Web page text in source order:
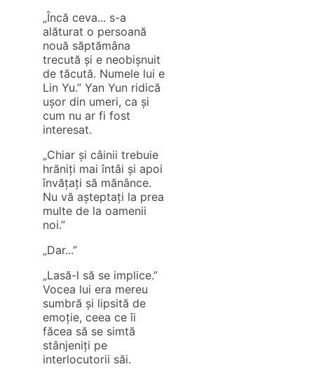
„Încă ceva... s-a
alăturat o persoană
nouă săptămâna
trecută și e neobișnuit
de tăcută. Numele lui e
Lin Yu.” Yan Yun ridică
ușor din umeri, ca și
cum nu ar fi fost
interesat.
„Chiar și câinii trebuie
hrăniți mai întâi și apoi
învățați să mănânce.
Nu vă așteptați la prea
multe de la oamenii
noi.”
„Dar...”
„Lasă-l să se implice.”
Vocea lui era mereu
sumbră și lipsită de
emoție, ceea ce îi
făcea să se simtă
stânjeniți pe
interlocutorii săi.